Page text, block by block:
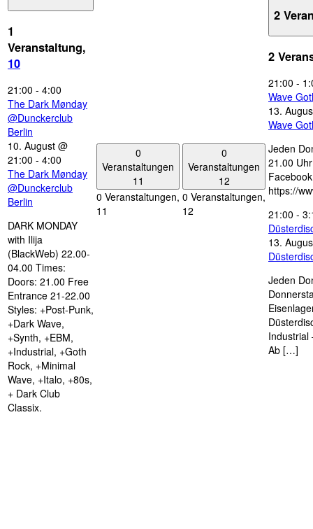
1
Veranstaltung,
10
21:00 - 4:00
The Dark Mønday
@Dunckerclub
Berlin
10. August @
21:00 - 4:00
The Dark Mønday
@Dunckerclub
Berlin
DARK MONDAY
with Ilija
(BlackWeb) 22.00-
04.00 Times:
Doors: 21.00 Free
Entrance 21-22.00
Styles: +Post-Punk,
+Dark Wave,
+Synth, +EBM,
+Industrial, +Goth
Rock, +Minimal
Wave, +Italo, +80s,
+ Dark Club
Classix.
0
Veranstaltungen
11
0 Veranstaltungen,
11
0
Veranstaltungen
12
0 Veranstaltungen,
12
2
2
21:00 -
Wave
13.
Wave
Jeden
21.00
https://
21:00 -
13.
Jeden
Industrial
Ab […]